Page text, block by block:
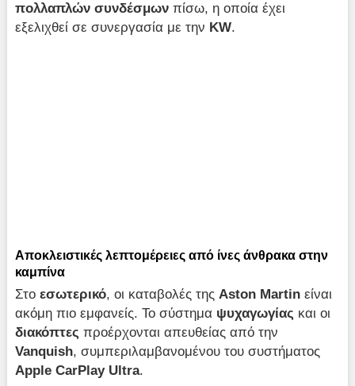
πολλαπλών συνδέσμων πίσω, η οποία έχει
εξελιχθεί σε συνεργασία με την KW.
Αποκλειστικές λεπτομέρειες από ίνες άνθρακα στην
καμπίνα
Στοεσωτερικό, οι καταβολές της Aston Martin είναι
ακόμη πιο εμφανείς. Το σύστημα ψυχαγωγίας και οι
διακόπτες προέρχονται απευθείας από την
Vanquish, συμπεριλαμβανομένου του συστήματος
Apple CarPlay Ultra.